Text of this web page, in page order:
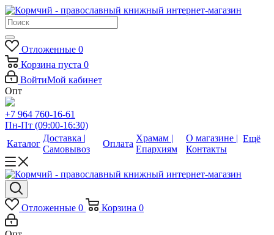
Отложенные 0
Корзина пуста 0
ВойтиМой кабинет
Опт
+7 964 760-16-61
Пн-Пт (09:00-16:30)
Каталог
Доставка |
Самовывоз
Оплата
Храмам |
Епархиям
О магазине |
Контакты
Ещё
Отложенные 0 Корзина 0